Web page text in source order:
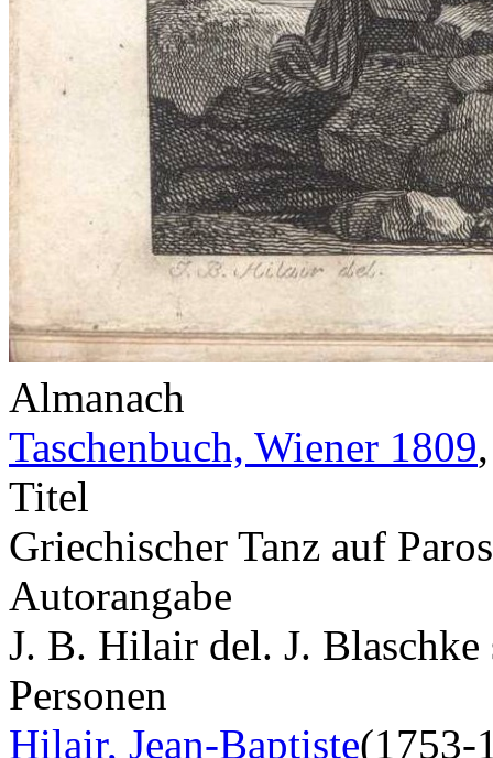
Almanach
Taschenbuch, Wiener 1809
Titel
Griechischer Tanz auf Paros
Autorangabe
J. B. Hilair del. J. Blaschke
Personen
Hilair, Jean-Baptiste(1753-